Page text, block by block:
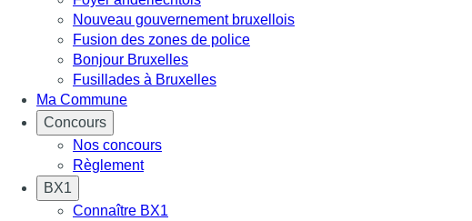
Nouveau gouvernement bruxellois
Fusion des zones de police
Bonjour Bruxelles
Fusillades à Bruxelles
Ma Commune
Concours
Nos concours
Règlement
BX1
Connaître BX1